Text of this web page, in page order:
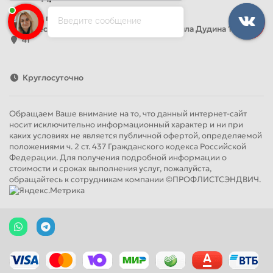
Офис продаж
Адрес: Россия, Санкт-Петербург, Михаила Дудина 15, офис
41
Круглосуточно
Обращаем Ваше внимание на то, что данный интернет-сайт
носит исключительно информационный характер и ни при
каких условиях не является публичной офертой, определяемой
положениями ч. 2 ст. 437 Гражданского кодекса Российской
Федерации. Для получения подробной информации о
стоимости и сроках выполнения услуг, пожалуйста,
обращайтесь к сотрудникам компании ©ПРОФЛИСТСЭНДВИЧ.
Введите сообщение